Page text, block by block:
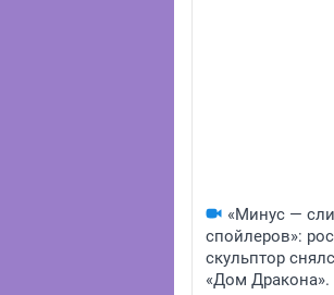
«Минус —
спойлеров»:
скульптор
«Дом Дракона».